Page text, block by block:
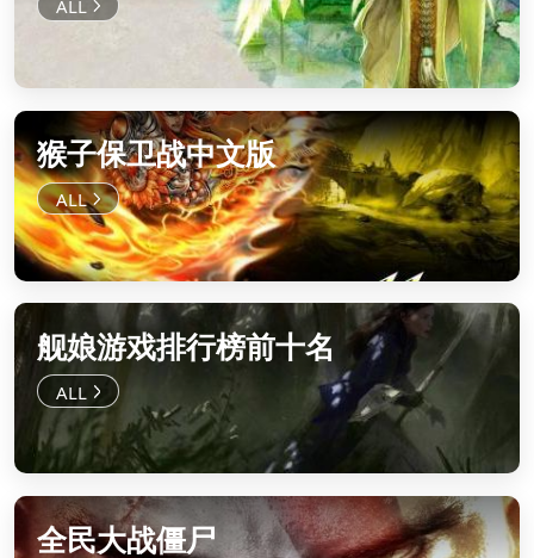
猴子保卫战中文版
舰娘游戏排行榜前十名
全民大战僵尸